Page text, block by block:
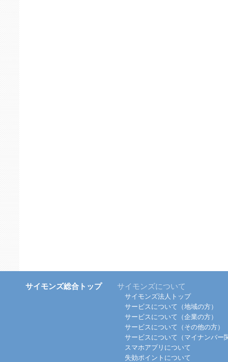
サイモンズ総合トップ サイモンズについて
サイモンズ法人トップ
サービスについて（地域の方）
サービスについて（企業の方）
サービスについて（その他の方）
サービスについて（マイナンバー
スマホアプリについて
失効ポイントについて